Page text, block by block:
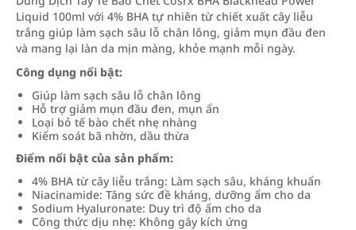
Liquid 100ml với 4% BHA tự nhiên từ chiết xuất cây liễu
trắng giúp làm sạch sâu lỗ chân lông, giảm mụn đầu đen
và mang lại làn da mịn màng, khỏe mạnh mỗi ngày.
Công dụng nổi bật:
Giúp làm sạch sâu lỗ chân lông
Hỗ trợ giảm mụn đầu đen, mụn ẩn
Loại bỏ tế bào chết nhẹ nhàng
Kiểm soát bã nhờn, dầu thừa
Điểm nổi bật của sản phẩm:
4% BHA từ cây liễu trắng: Làm sạch sâu, kháng khuẩn
Niacinamide: Tăng sức đề kháng, dưỡng ẩm cho da
Sodium Hyaluronate: Duy trì độ ẩm cho da
Công thức dịu nhẹ: Không gây kích ứng